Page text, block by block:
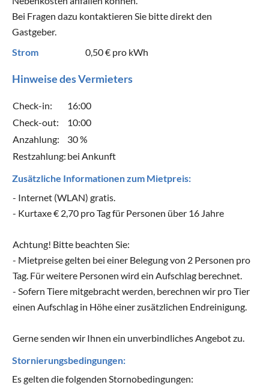
Bei Fragen dazu kontaktieren Sie bitte direkt den
Gastgeber.
Strom
0,50 € pro kWh
Hinweise des Vermieters
Check-in:
16:00
Check-out:
10:00
Anzahlung:
30 %
Restzahlung: bei Ankunft
Zusätzliche Informationen zum Mietpreis:
- Internet (WLAN) gratis.
- Kurtaxe € 2,70 pro Tag für Personen über 16 Jahre
Achtung! Bitte beachten Sie:
- Mietpreise gelten bei einer Belegung von 2 Personen pro
Tag. Für weitere Personen wird ein Aufschlag berechnet.
- Sofern Tiere mitgebracht werden, berechnen wir pro Tier
einen Aufschlag in Höhe einer zusätzlichen Endreinigung.
Gerne senden wir Ihnen ein unverbindliches Angebot zu.
Stornierungsbedingungen:
Es gelten die folgenden Stornobedingungen: